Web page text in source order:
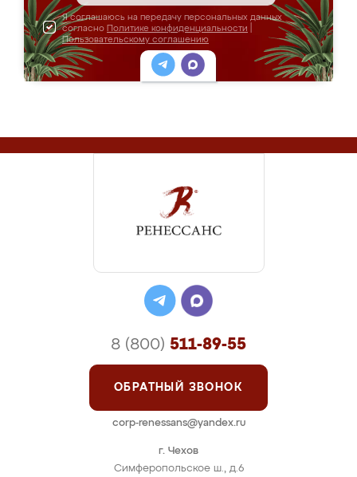
Я соглашаюсь на передачу персональных данных
согласно Политике конфиденциальности
Пользовательскому соглашению
г. Чехов
Симферопольское ш., д.6
8 (800) 511-89-55
ОБРАТНЫЙ ЗВОНОК
corp-renessans@yandex.ru